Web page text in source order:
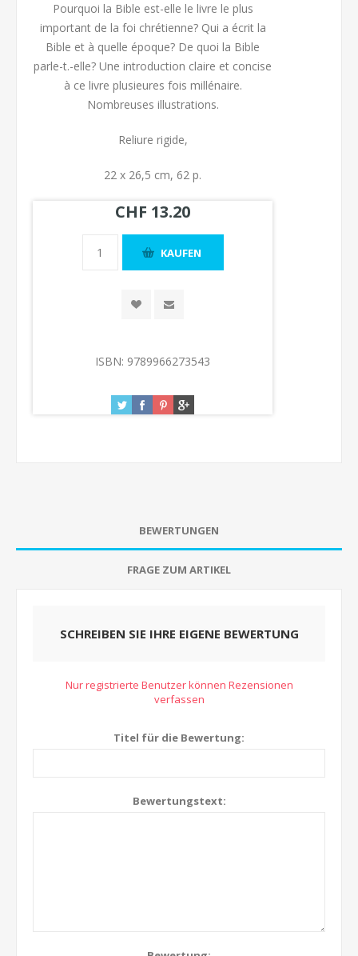
Pourquoi la Bible est-elle le livre le plus
important de la foi chrétienne? Qui a écrit la
Bible et à quelle époque? De quoi la Bible
parle-t.-elle? Une introduction claire et concise
à ce livre plusieures fois millénaire.
Nombreuses illustrations.
Reliure rigide,
22 x 26,5 cm, 62 p.
CHF 13.20
ISBN: 9789966273543
BEWERTUNGEN
FRAGE ZUM ARTIKEL
SCHREIBEN SIE IHRE EIGENE BEWERTUNG
Nur registrierte Benutzer können Rezensionen
verfassen
Titel für die Bewertung:
Bewertungstext: